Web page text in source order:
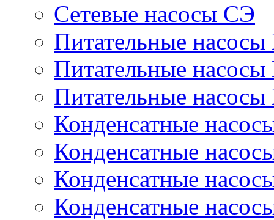
Сетевые насосы СЭ
Питательные
Питательные
Питательные
Конденсатные
Конденсатные
Конденсатные
Конденсатные